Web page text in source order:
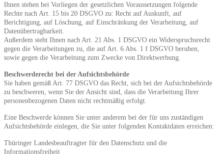
Ihnen stehen bei Vorliegen der gesetzlichen Voraussetzungen folgende
Rechte nach Art. 15 bis 20 DSGVO zu: Recht auf Auskunft, auf
Berichtigung, auf Löschung, auf Einschränkung der Verarbeitung, auf
Datenübertragbarkeit.
Außerdem steht Ihnen nach Art. 21 Abs. 1 DSGVO ein Widerspruchsrecht
gegen die Verarbeitungen zu, die auf Art. 6 Abs. 1 f DSGVO beruhen,
sowie gegen die Verarbeitung zum Zwecke von Direktwerbung.
Beschwerderecht bei der Aufsichtsbehörde
Sie haben gemäß Art. 77 DSGVO das Recht, sich bei der Aufsichtsbehörde
zu beschweren, wenn Sie der Ansicht sind, dass die Verarbeitung Ihrer
personenbezogenen Daten nicht rechtmäßig erfolgt.
Eine Beschwerde können Sie unter anderem bei der für uns zuständigen
Aufsichtsbehörde einlegen, die Sie unter folgenden Kontaktdaten erreichen:
Thüringer Landesbeauftragter für den Datenschutz und die
Informationsfreiheit